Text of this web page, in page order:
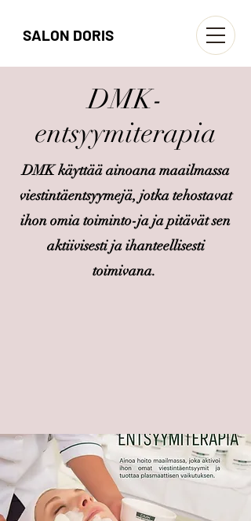
SALON DORIS
DMK-
entsyymiterapia
DMK käyttää ainoana maailmassa
viestintäentsyymejä, jotka tehostavat
ihon omia toiminto-ja ja pitävät sen
aktiivisesti ja ihanteellisesti
toimivana.